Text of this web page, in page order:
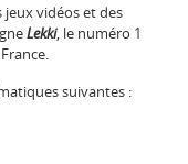
jeux vidéos et des
Lekki, le numéro 1
suivantes :